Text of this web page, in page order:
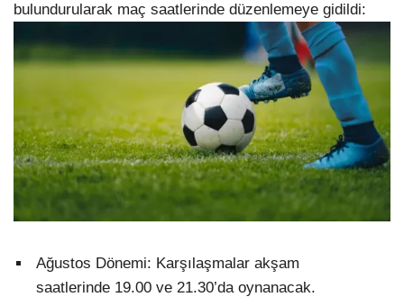
bulundurularak maç saatlerinde düzenlemeye gidildi:
Ağustos Dönemi: Karşılaşmalar akşam
saatlerinde 19.00 ve 21.30’da oynanacak.